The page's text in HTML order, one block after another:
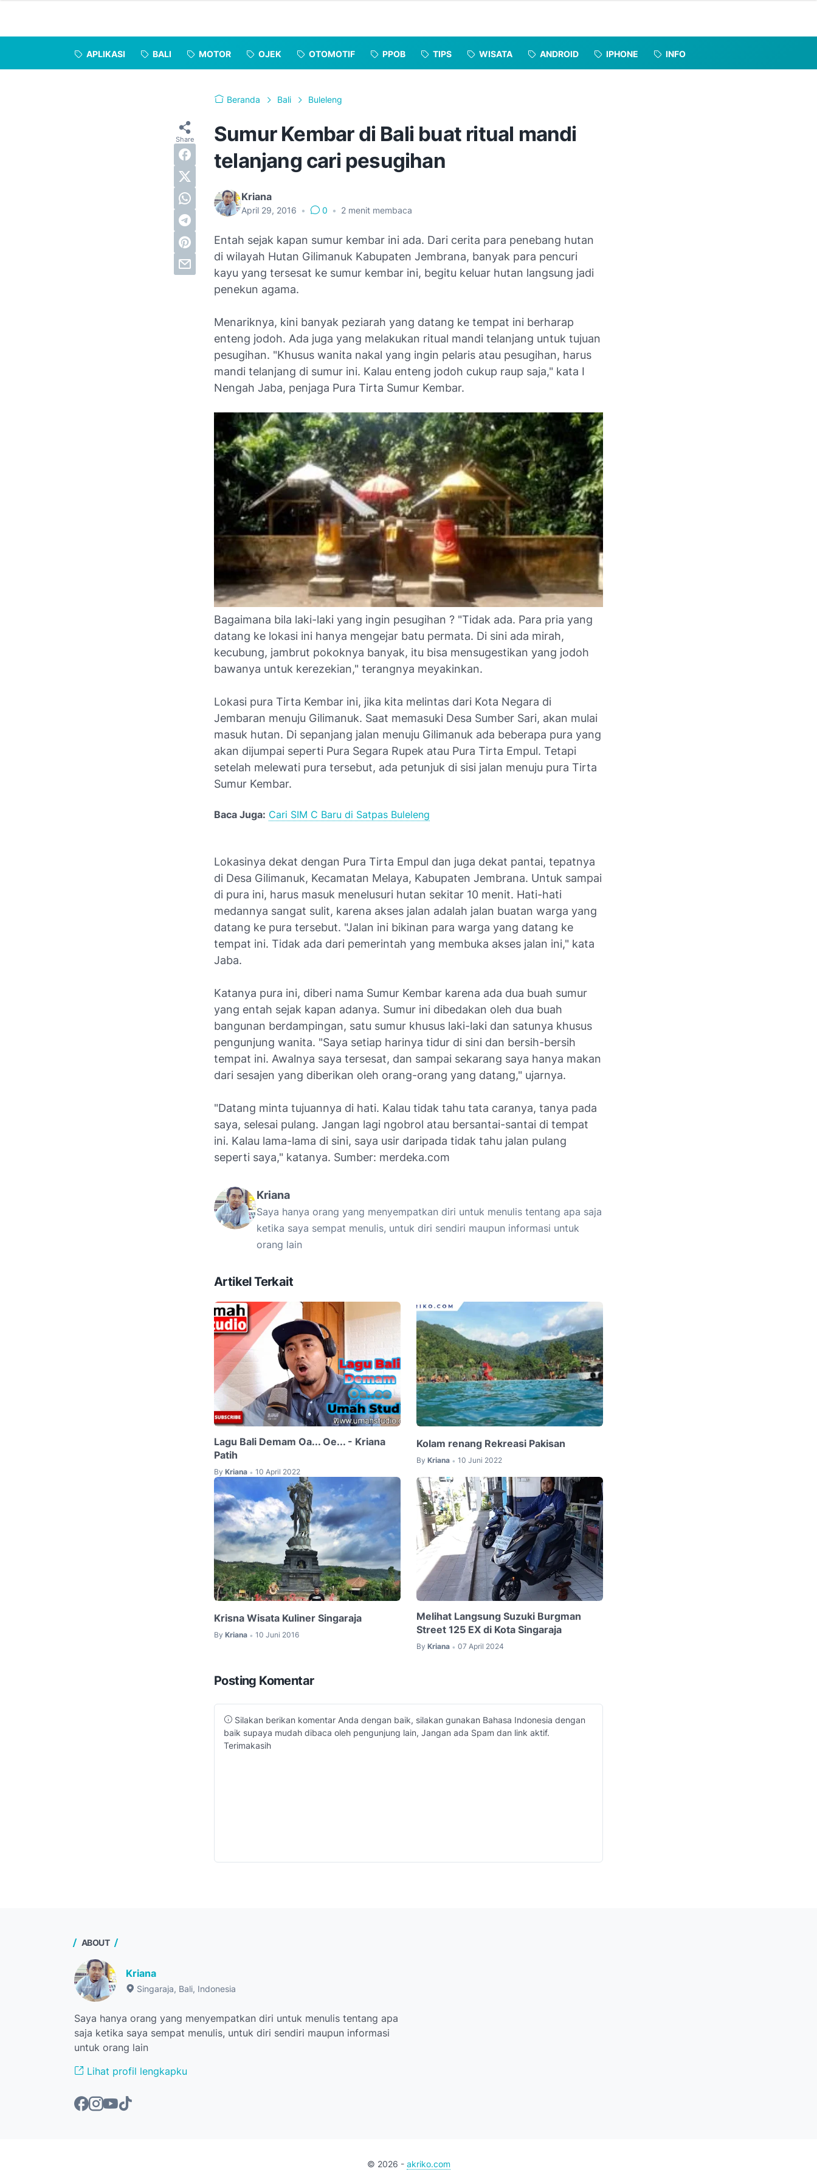
APLIKASI BALI MOTOR OJEK OTOMOTIF PPOB TIPS WISATA ANDROID IPHONE INFO
Beranda Bali Buleleng
Sumur Kembar di Bali buat ritual mandi
telanjang cari pesugihan
Kriana
April 29, 2016 • 0 • 2 menit membaca
Entah sejak kapan sumur kembar ini ada. Dari cerita para penebang hutan
di wilayah Hutan Gilimanuk Kabupaten Jembrana, banyak para pencuri
kayu yang tersesat ke sumur kembar ini, begitu keluar hutan langsung jadi
penekun agama.
Menariknya, kini banyak peziarah yang datang ke tempat ini berharap
enteng jodoh. Ada juga yang melakukan ritual mandi telanjang untuk tujuan
pesugihan. "Khusus wanita nakal yang ingin pelaris atau pesugihan, harus
mandi telanjang di sumur ini. Kalau enteng jodoh cukup raup saja," kata I
Nengah Jaba, penjaga Pura Tirta Sumur Kembar.
Bagaimana bila laki-laki yang ingin pesugihan ? "Tidak ada. Para pria yang
datang ke lokasi ini hanya mengejar batu permata. Di sini ada mirah,
kecubung, jambrut pokoknya banyak, itu bisa mensugestikan yang jodoh
bawanya untuk kerezekian," terangnya meyakinkan.
Lokasi pura Tirta Kembar ini, jika kita melintas dari Kota Negara di
Jembaran menuju Gilimanuk. Saat memasuki Desa Sumber Sari, akan mulai
masuk hutan. Di sepanjang jalan menuju Gilimanuk ada beberapa pura yang
akan dijumpai seperti Pura Segara Rupek atau Pura Tirta Empul. Tetapi
setelah melewati pura tersebut, ada petunjuk di sisi jalan menuju pura Tirta
Sumur Kembar.
Baca Juga: Cari SIM C Baru di Satpas Buleleng
Lokasinya dekat dengan Pura Tirta Empul dan juga dekat pantai, tepatnya
di Desa Gilimanuk, Kecamatan Melaya, Kabupaten Jembrana. Untuk sampai
di pura ini, harus masuk menelusuri hutan sekitar 10 menit. Hati-hati
medannya sangat sulit, karena akses jalan adalah jalan buatan warga yang
datang ke pura tersebut. "Jalan ini bikinan para warga yang datang ke
tempat ini. Tidak ada dari pemerintah yang membuka akses jalan ini," kata
Jaba.
Katanya pura ini, diberi nama Sumur Kembar karena ada dua buah sumur
yang entah sejak kapan adanya. Sumur ini dibedakan oleh dua buah
bangunan berdampingan, satu sumur khusus laki-laki dan satunya khusus
pengunjung wanita. "Saya setiap harinya tidur di sini dan bersih-bersih
tempat ini. Awalnya saya tersesat, dan sampai sekarang saya hanya makan
dari sesajen yang diberikan oleh orang-orang yang datang," ujarnya.
"Datang minta tujuannya di hati. Kalau tidak tahu tata caranya, tanya pada
saya, selesai pulang. Jangan lagi ngobrol atau bersantai-santai di tempat
ini. Kalau lama-lama di sini, saya usir daripada tidak tahu jalan pulang
seperti saya," katanya. Sumber: merdeka.com
Kriana
Saya hanya orang yang menyempatkan diri untuk menulis tentang apa saja
ketika saya sempat menulis, untuk diri sendiri maupun informasi untuk
orang lain
Artikel Terkait
Lagu Bali Demam Oa... Oe... - Kriana
Patih
By Kriana • 10 April 2022
Kolam renang Rekreasi Pakisan
By Kriana • 10 Juni 2022
Krisna Wisata Kuliner Singaraja
By Kriana • 10 Juni 2016
Melihat Langsung Suzuki Burgman
Street 125 EX di Kota Singaraja
By Kriana • 07 April 2024
Posting Komentar
Silakan berikan komentar Anda dengan baik, silakan gunakan Bahasa Indonesia dengan
baik supaya mudah dibaca oleh pengunjung lain, Jangan ada Spam dan link aktif.
Terimakasih
ABOUT
Kriana
Singaraja, Bali, Indonesia
Saya hanya orang yang menyempatkan diri untuk menulis tentang apa
saja ketika saya sempat menulis, untuk diri sendiri maupun informasi
untuk orang lain
Lihat profil lengkapku
© 2026 - akriko.com